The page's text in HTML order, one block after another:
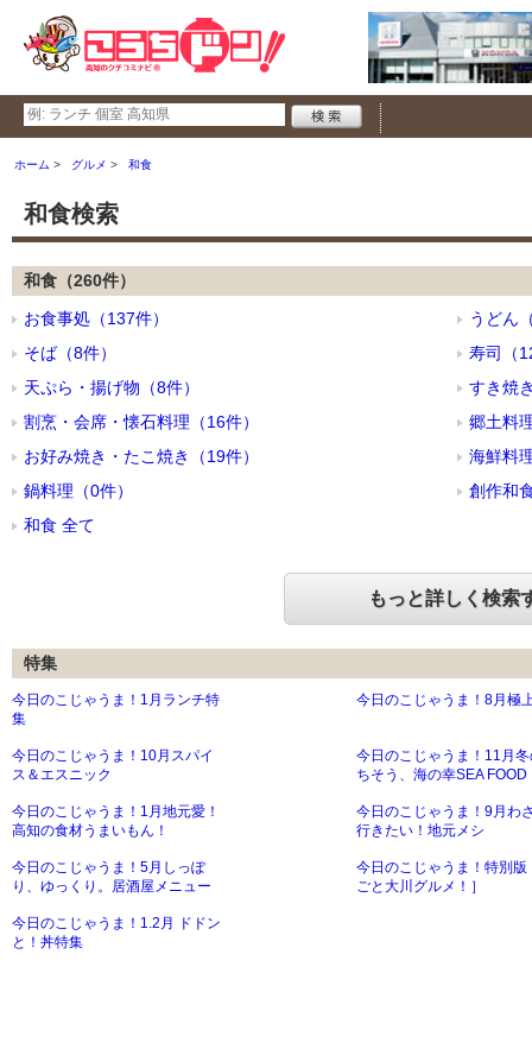
ホーム グルメ 和食
和食検索
和食（260件）
お食事処（137件）
うどん
そば（8件）
寿司（
天ぷら・揚げ物（8件）
すき焼
割烹・会席・懐石料理（16件）
郷土料
お好み焼き・たこ焼き（19件）
海鮮料
鍋料理（0件）
創作和
和食 全て
もっと詳しく検索
特集
今日のこじゃうま！1月ランチ特
集
今日のこじゃうま！8月極
今日のこじゃうま！10月スパイ
ス＆エスニック
今日のこじゃうま！11月
ちそう、海の幸SEA FOOD
今日のこじゃうま！1月地元愛！
高知の食材うまいもん！
今日のこじゃうま！9月わ
行きたい！地元メシ
今日のこじゃうま！5月しっぽ
り、ゆっくり。居酒屋メニュー
今日のこじゃうま！特別版
ごと大川グルメ！］
今日のこじゃうま！1.2月 ドドン
と！丼特集